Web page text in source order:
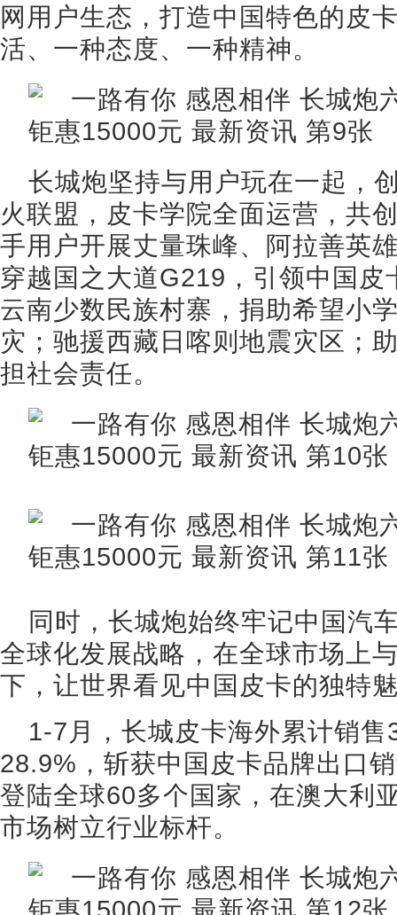
网用户生态，打造中国特色的皮
活、一种态度、一种精神。
长城炮坚持与用户玩在一起，
火联盟，皮卡学院全面运营，共
手用户开展丈量珠峰、阿拉善英
穿越国之大道G219，引领中国
云南少数民族村寨，捐助希望小
灾；驰援西藏日喀则地震灾区；
担社会责任。
同时，长城炮始终牢记中国汽
全球化发展战略，在全球市场上
下，让世界看见中国皮卡的独特
1-7月，长城皮卡海外累计销
28.9%，斩获中国皮卡品牌出口
登陆全球60多个国家，在澳大利
市场树立行业标杆。